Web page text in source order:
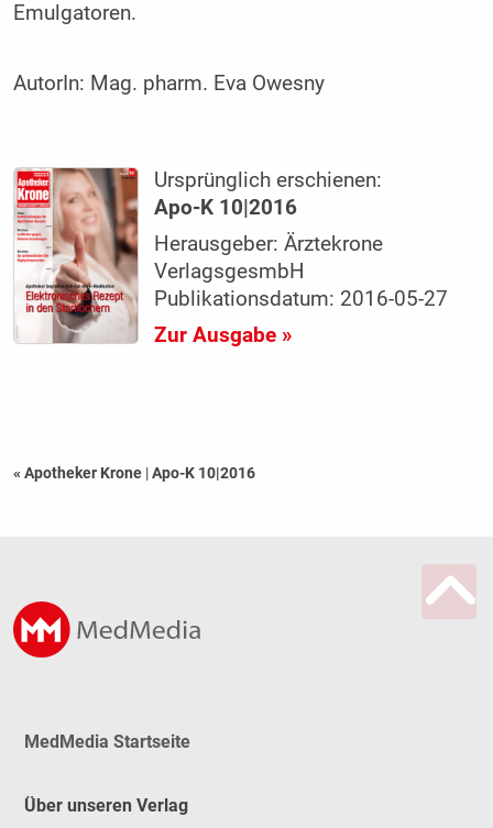
Emulgatoren.
AutorIn: Mag. pharm. Eva Owesny
Ursprünglich erschienen:
Apo-K 10|2016
Herausgeber: Ärztekrone
VerlagsgesmbH
Publikationsdatum: 2016-05-27
Zur Ausgabe »
« Apotheker Krone |Apo-K 10|2016
MedMedia Startseite
Über unseren Verlag